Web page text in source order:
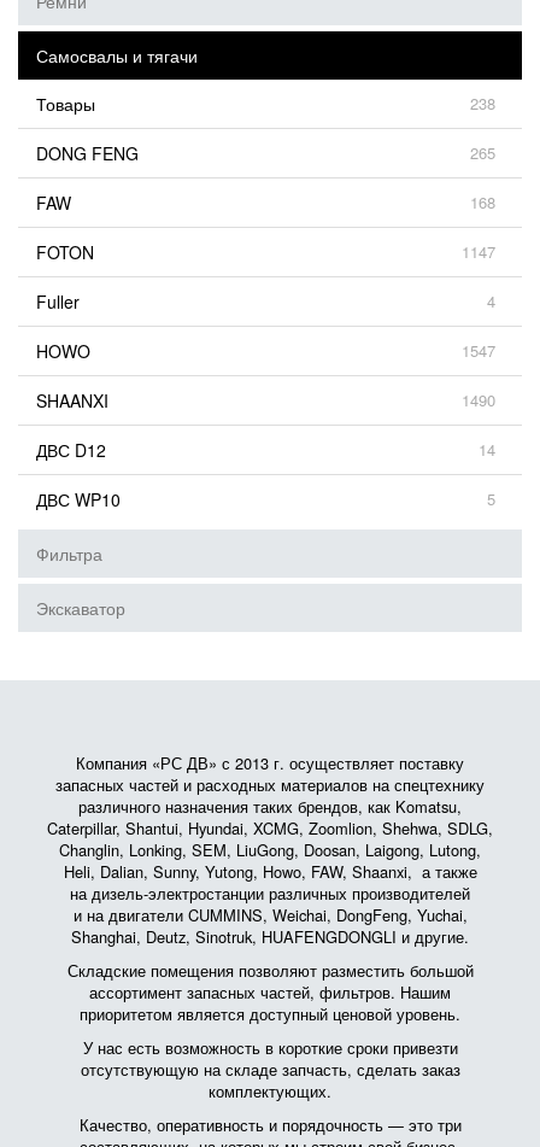
Самосвалы и тягачи
Товары
238
DONG FENG 265
FAW 168
FOTON 1147
Fuller 4
HOWO 1547
SHAANXI 1490
ДВС D12 14
ДВС WP10 5
Фильтра
Экскаватор
Компания «РС ДВ» с 2013 г. осуществляет поставку
запасных частей и расходных материалов на спецтехнику
различного назначения таких брендов, как Komatsu,
Caterpillar, Shantui, Hyundai, XCMG, Zoomlion, Shehwa, SDLG,
Changlin, Lonking, SEM, LiuGong, Doosan, Laigong, Lutong,
Heli, Dalian, Sunny, Yutong, Howo, FAW, Shaanxi, а также
на дизель-электростанции различных производителей
и на двигатели CUMMINS, Weichai, DongFeng, Yuchai,
Shanghai, Deutz, Sinotruk, HUAFENGDONGLI и другие.
Складские помещения позволяют разместить большой
ассортимент запасных частей, фильтров. Нашим
приоритетом является доступный ценовой уровень.
У нас есть возможность в короткие сроки привезти
отсутствующую на складе запчасть, сделать заказ
комплектующих.
Качество, оперативность и порядочность — это три